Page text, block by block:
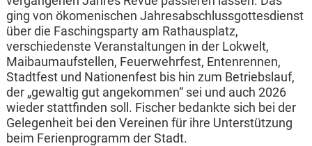
ging von ökomenischen Jahresabschlussgottesdienst
über die Faschingsparty am Rathausplatz,
verschiedenste Veranstaltungen in der Lokwelt,
Maibaumaufstellen, Feuerwehrfest, Entenrennen,
Stadtfest und Nationenfest bis hin zum Betriebslauf,
der „gewaltig gut angekommen“ sei und auch 2026
wieder stattfinden soll. Fischer bedankte sich bei der
Gelegenheit bei den Vereinen für ihre Unterstützung
beim Ferienprogramm der Stadt.